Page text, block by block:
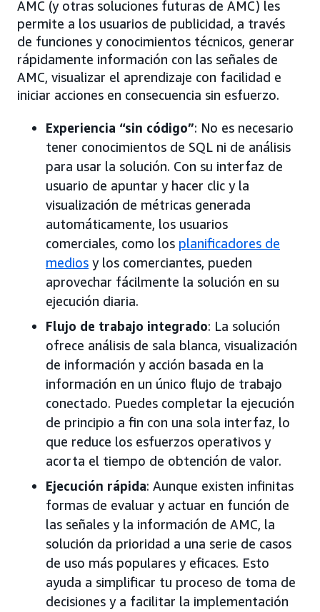
AMC (y otras soluciones futuras de AMC) les
permite a los usuarios de publicidad, a través
de funciones y conocimientos técnicos, generar
rápidamente información con las señales de
AMC, visualizar el aprendizaje con facilidad e
iniciar acciones en consecuencia sin esfuerzo.
Experiencia “sin código”: No es necesario
tener conocimientos de SQL ni de análisis
para usar la solución. Con su interfaz de
usuario de apuntar y hacer clic y la
visualización de métricas generada
automáticamente, los usuarios
comerciales, como los planificadores de
medios y los comerciantes, pueden
aprovechar fácilmente la solución en su
ejecución diaria.
Flujo de trabajo integrado: La solución
ofrece análisis de sala blanca, visualización
de información y acción basada en la
información en un único flujo de trabajo
conectado. Puedes completar la ejecución
de principio a fin con una sola interfaz, lo
que reduce los esfuerzos operativos y
acorta el tiempo de obtención de valor.
Ejecución rápida: Aunque existen infinitas
formas de evaluar y actuar en función de
las señales y la información de AMC, la
solución da prioridad a una serie de casos
de uso más populares y eficaces. Esto
ayuda a simplificar tu proceso de toma de
decisiones y a facilitar la implementación